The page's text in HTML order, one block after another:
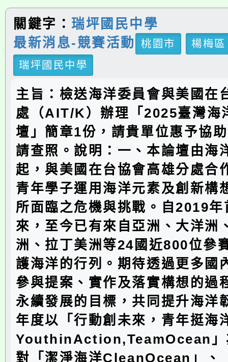
關鍵字： 瑞坪國民中學
最新消息-競賽活動
桃園市
楊梅區
瑞坪國民中學
主旨：檢送海洋委員會與美國在
處（AIT/K）辦理「2025臺灣海
壇」簡章1份，請貴單位惠予協
請查照。說明：一、本論壇由海
起，與美國在台協會高雄分處合
青年學子運用海洋元素及創新構
所面臨之危機與挑戰。自2019年
來，至今已有來自亞洲、大洋洲
洲、拉丁美洲等24國近800位參
護海洋的行列。期待透過更多國
參與提案、實作及落實構想的過
永續發展的目標，共同提升海洋
年度以「行動創未來，青年挺海
YouthinAction,TeamOcean」
對「潔淨海洋CleanOcean」、